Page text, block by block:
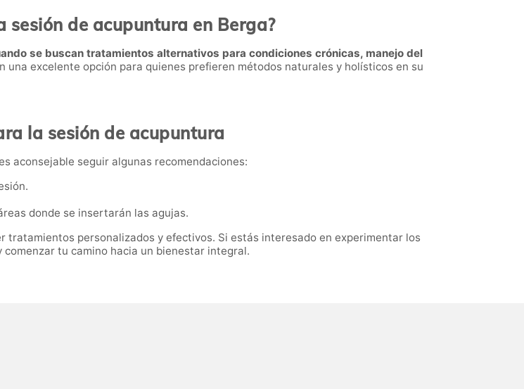
sesión de acupuntura en Berga?
se buscan tratamientos alternativos para condiciones crónicas, manejo del
una excelente opción para quienes prefieren métodos naturales y holísticos en su
la sesión de acupuntura
aconsejable seguir algunas recomendaciones:
donde se insertarán las agujas.
personalizados y efectivos. Si estás interesado en experimentar los
tu camino hacia un bienestar integral.